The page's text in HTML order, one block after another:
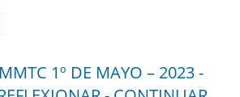
1º DE MAYO – 2023 -